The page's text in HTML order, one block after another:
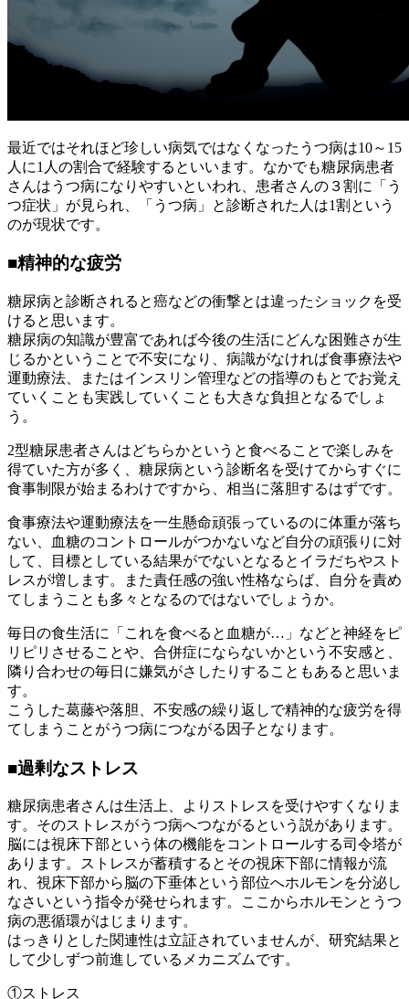
最近ではそれほど珍しい病気ではなくなったうつ病は10～15
人に1人の割合で経験するといいます。なかでも糖尿病患者
さんはうつ病になりやすいといわれ、患者さんの３割に「う
つ症状」が見られ、「うつ病」と診断された人は1割という
のが現状です。
■精神的な疲労
糖尿病と診断されると癌などの衝撃とは違ったショックを受
けると思います。
糖尿病の知識が豊富であれば今後の生活にどんな困難さが生
じるかということで不安になり、病識がなければ食事療法や
運動療法、またはインスリン管理などの指導のもとでお覚え
ていくことも実践していくことも大きな負担となるでしょ
う。
2型糖尿患者さんはどちらかというと食べることで楽しみを
得ていた方が多く、糖尿病という診断名を受けてからすぐに
食事制限が始まるわけですから、相当に落胆するはずです。
食事療法や運動療法を一生懸命頑張っているのに体重が落ち
ない、血糖のコントロールがつかないなど自分の頑張りに対
して、目標としている結果がでないとなるとイラだちやスト
レスが増します。また責任感の強い性格ならば、自分を責め
てしまうことも多々となるのではないでしょうか。
毎日の食生活に「これを食べると血糖が…」などと神経をピ
リピリさせることや、合併症にならないかという不安感と、
隣り合わせの毎日に嫌気がさしたりすることもあると思いま
す。
こうした葛藤や落胆、不安感の繰り返しで精神的な疲労を得
てしまうことがうつ病につながる因子となります。
■過剰なストレス
糖尿病患者さんは生活上、よりストレスを受けやすくなりま
す。そのストレスがうつ病へつながるという説があります。
脳には視床下部という体の機能をコントロールする司令塔が
あります。ストレスが蓄積するとその視床下部に情報が流
れ、視床下部から脳の下垂体という部位へホルモンを分泌し
なさいという指令が発せられます。ここからホルモンとうつ
病の悪循環がはじまります。
はっきりとした関連性は立証されていませんが、研究結果と
して少しずつ前進しているメカニズムです。
①ストレス